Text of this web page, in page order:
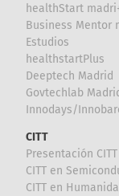
healthStart
Business Mentor
Estudios
healthstartPlus
Deeptech Madrid
Govtechlab
Innodays/
CITT
Presentación CITT
CITT en
CITT en